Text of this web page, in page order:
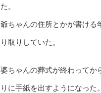
た。
爺ちゃんの住所とかが書ける
り取りしていた。
婆ちゃんの葬式が終わってか
りに手紙を出すようになった。